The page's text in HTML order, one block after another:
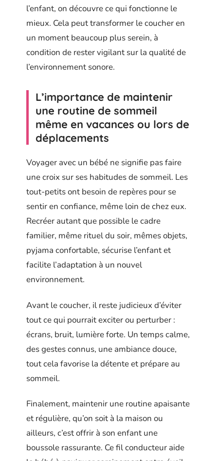
l’enfant, on découvre ce qui fonctionne le
mieux. Cela peut transformer le coucher en
un moment beaucoup plus serein, à
condition de rester vigilant sur la qualité de
l’environnement sonore.
L’importance de maintenir
une routine de sommeil
même en vacances ou lors de
déplacements
Voyager avec un bébé ne signifie pas faire
une croix sur ses habitudes de sommeil. Les
tout-petits ont besoin de repères pour se
sentir en confiance, même loin de chez eux.
Recréer autant que possible le cadre
familier, même rituel du soir, mêmes objets,
pyjama confortable, sécurise l’enfant et
facilite l’adaptation à un nouvel
environnement.
Avant le coucher, il reste judicieux d’éviter
tout ce qui pourrait exciter ou perturber :
écrans, bruit, lumière forte. Un temps calme,
des gestes connus, une ambiance douce,
tout cela favorise la détente et prépare au
sommeil.
Finalement, maintenir une routine apaisante
et régulière, qu’on soit à la maison ou
ailleurs, c’est offrir à son enfant une
boussole rassurante. Ce fil conducteur aide